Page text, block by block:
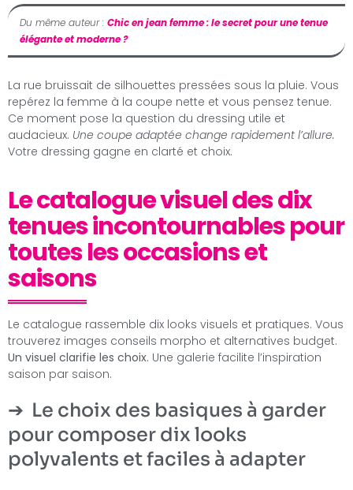
Du même auteur : Chic en jean femme : le secret pour une tenue
élégante et moderne ?
La rue bruissait de silhouettes pressées sous la pluie. Vous
repérez la femme à la coupe nette et vous pensez tenue.
Ce moment pose la question du dressing utile et
audacieux. Une coupe adaptée change rapidement l’allure.
Votre dressing gagne en clarté et choix.
Le catalogue visuel des dix
tenues incontournables pour
toutes les occasions et
saisons
Le catalogue rassemble dix looks visuels et pratiques. Vous
trouverez images conseils morpho et alternatives budget.
Un visuel clarifie les choix. Une galerie facilite l’inspiration
saison par saison.
Le choix des basiques à garder
pour composer dix looks
polyvalents et faciles à adapter